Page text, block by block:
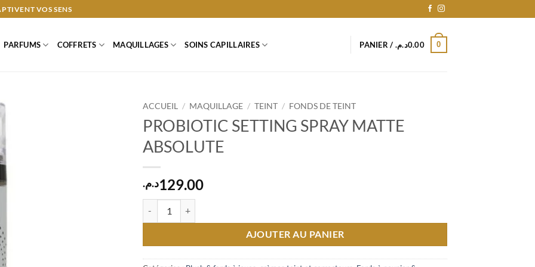
VOS SENS
PARFUMS COFFRETS MAQUILLAGES SOINS CAPILLAIRES PANIER / 0.00د.م. 0
ACCUEIL / MAQUILLAGE / TEINT / FONDS DE TEINT
PROBIOTIC SETTING SPRAY MATTE
ABSOLUTE
129.00د.م.
AJOUTER AU PANIER